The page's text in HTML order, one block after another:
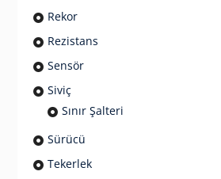
Rekor
Rezistans
Sensör
Siviç
Sınır Şalteri
Sürücü
Tekerlek